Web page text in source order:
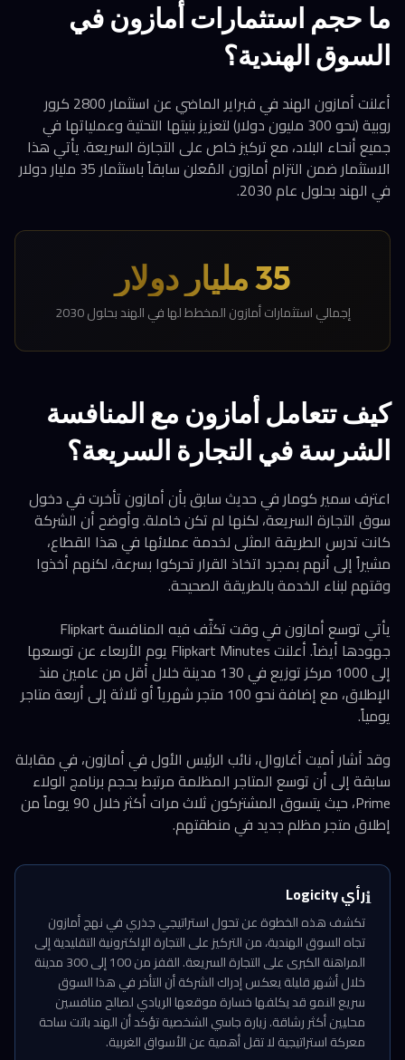
ما حجم استثمارات أمازون في
السوق الهندية؟
أعلنت أمازون الهند في فبراير الماضي عن استثمار 2800 كرور
روبية (نحو 300 مليون دولار) لتعزيز بنيتها التحتية وعملياتها في
جميع أنحاء البلاد، مع تركيز خاص على التجارة السريعة. يأتي هذا
الاستثمار ضمن التزام أمازون المُعلن سابقاً باستثمار 35 مليار دولار
في الهند بحلول عام 2030.
35 مليار دولار
إجمالي استثمارات أمازون المخطط لها في الهند بحلول 2030
كيف تتعامل أمازون مع المنافسة
الشرسة في التجارة السريعة؟
اعترف سمير كومار في حديث سابق بأن أمازون تأخرت في دخول
سوق التجارة السريعة، لكنها لم تكن خاملة. وأوضح أن الشركة
كانت تدرس الطريقة المثلى لخدمة عملائها في هذا القطاع،
مشيراً إلى أنهم بمجرد اتخاذ القرار تحركوا بسرعة، لكنهم أخذوا
وقتهم لبناء الخدمة بالطريقة الصحيحة.
يأتي توسع أمازون في وقت تكثّف فيه المنافسة Flipkart
جهودها أيضاً. أعلنت Flipkart Minutes يوم الأربعاء عن توسعها
إلى 1000 مركز توزيع في 130 مدينة خلال أقل من عامين منذ
الإطلاق، مع إضافة نحو 100 متجر شهرياً أو ثلاثة إلى أربعة متاجر
يومياً.
وقد أشار أميت أغاروال، نائب الرئيس الأول في أمازون، في مقابلة
سابقة إلى أن توسع المتاجر المظلمة مرتبط بحجم برنامج الولاء
Prime، حيث يتسوق المشتركون ثلاث مرات أكثر خلال 90 يوماً من
إطلاق متجر مظلم جديد في منطقتهم.
ℹ️رأي Logicity
تكشف هذه الخطوة عن تحول استراتيجي جذري في نهج أمازون
تجاه السوق الهندية، من التركيز على التجارة الإلكترونية التقليدية إلى
المراهنة الكبرى على التجارة السريعة. القفز من 100 إلى 300 مدينة
خلال أشهر قليلة يعكس إدراك الشركة أن التأخر في هذا السوق
سريع النمو قد يكلفها خسارة موقعها الريادي لصالح منافسين
محليين أكثر رشاقة. زيارة جاسي الشخصية تؤكد أن الهند باتت ساحة
معركة استراتيجية لا تقل أهمية عن الأسواق الغربية.